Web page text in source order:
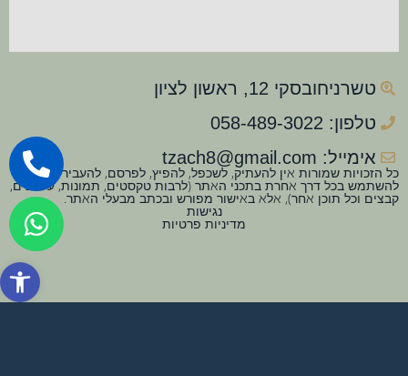
פתח
טשרניחובסקי 12, ראשון לציון
טלפון: 058-489-3022
אימייל: tzach8@gmail.com
כל הזכויות שמורות אין להעתיק, לשכפל, להפיץ, לפרסם, להעביר או
להשתמש בכל דרך אחרת בתכני האתר (לרבות טקסטים, תמונות, עיצובים,
קבצים וכל תוכן אחר), אלא באישור מפורש ובכתב מבעלי האתר.
נגישות
מדיניות פרטיות